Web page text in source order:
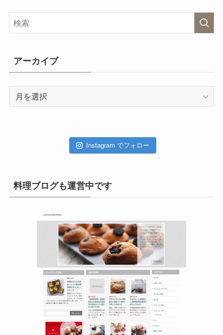
アーカイブ
Instagram でフォロー
料理ブログも運営中です